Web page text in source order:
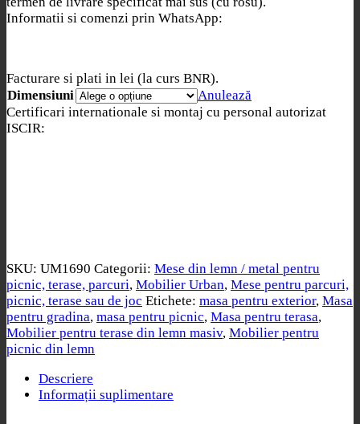
Informatii si comenzi prin WhatsApp:
Facturare si plati in lei (la curs BNR).
Dimensiuni
Anulează
Certificari internationale si montaj cu personal autorizat
ISCIR:
SKU: UM1690 Categorii: Mese din lemn / metal pentru
picnic, terase, parcuri, Mobilier Urban, Mese pentru parcuri,
picnic, terase sau de joc Etichete: masa pentru exterior, Masa
pentru gradina, masa pentru picnic, Masa pentru terasa,
Mobilier pentru terase din lemn masiv, Mobilier pentru
picnic din lemn
Descriere
Informații suplimentare